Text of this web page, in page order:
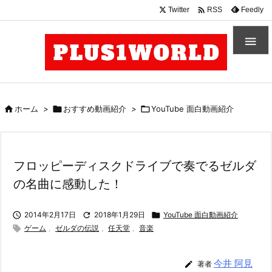

Twitter  RSS Feedly
ホーム > おすすめ動画紹介 > YouTube 面白動画紹介
フロッピーディスクドライブで奏でるゼルダ
の名曲に感動した！
 2014年2月17日  2018年1月29日  YouTube 面白動画紹介
 ゲーム , ゼルダの伝説 , 任天堂 , 音楽
 著者 今井 阿見